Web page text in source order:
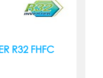
R32 FHFC